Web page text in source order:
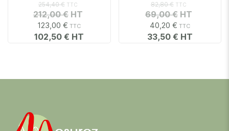
123,00 €
102,50 €
254,40 €
212,00 €
40,20 €
33,50 €
82,80 €
69,00 €